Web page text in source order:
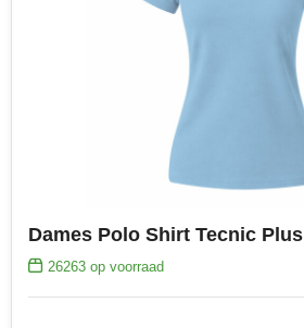
Dames Polo Shirt Tecnic Plus
26263op voorraad